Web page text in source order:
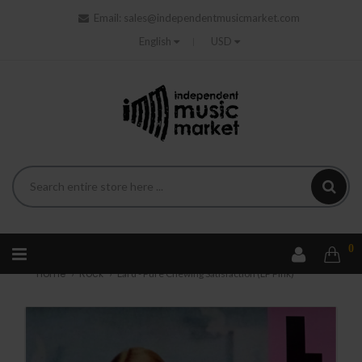
Email:
sales@independentmusicmarket.com
English
USD
0
Home Rock Lard - Pure Chewing Satisfaction (LP Pink)